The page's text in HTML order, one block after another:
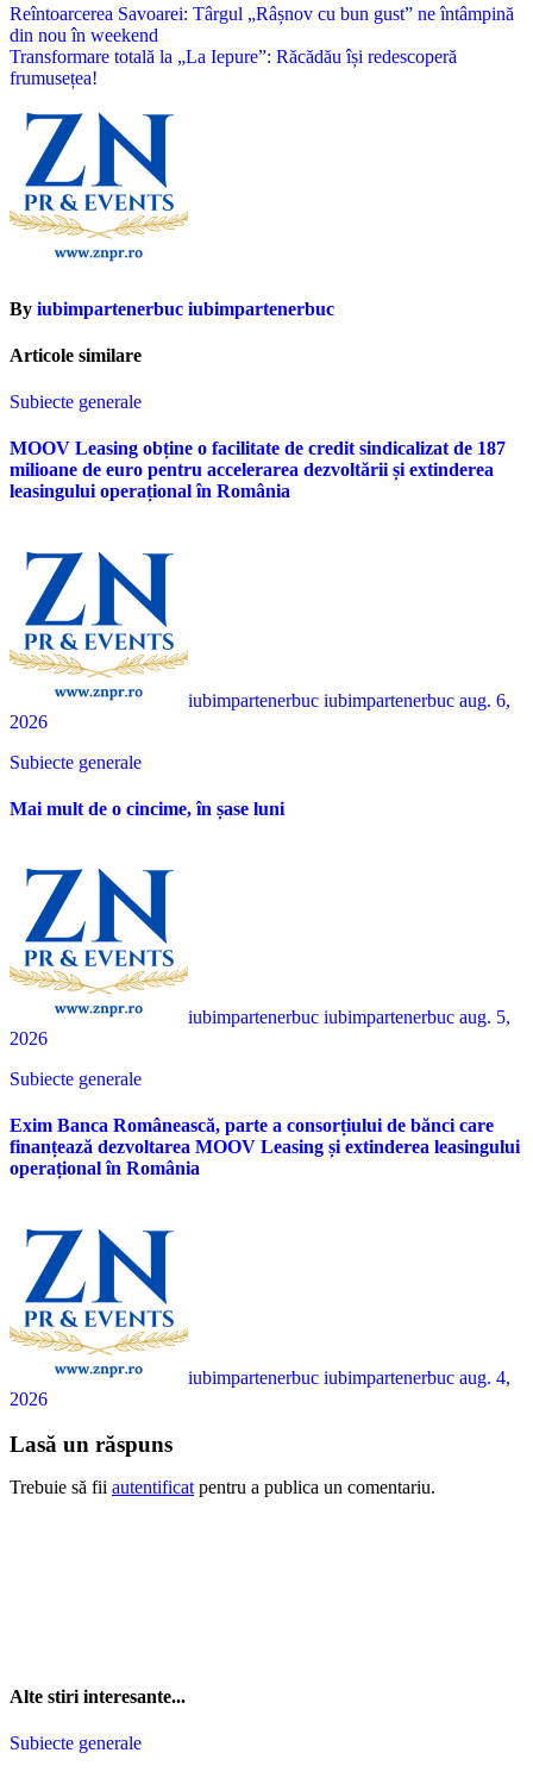
Navigare
în
articole
Reîntoarcerea Savoarei: Târgul „Râșnov cu bun gust” ne întâmpină
din nou în weekend
Transformare totală la „La Iepure”: Răcădău își redescoperă
frumusețea!
By iubimpartenerbuc iubimpartenerbuc
Articole similare
Subiecte generale
MOOV Leasing obține o facilitate de credit sindicalizat de 187
milioane de euro pentru accelerarea dezvoltării și extinderea
leasingului operațional în România
iubimpartenerbuc iubimpartenerbuc aug. 6,
2026
Subiecte generale
Mai mult de o cincime, în șase luni
iubimpartenerbuc iubimpartenerbuc aug. 5,
2026
Subiecte generale
Exim Banca Românească, parte a consorțiului de bănci care
finanțează dezvoltarea MOOV Leasing și extinderea leasingului
operațional în România
iubimpartenerbuc iubimpartenerbuc aug. 4,
2026
Lasă un răspuns
Trebuie să fii autentificatpentru a publica un comentariu.
Alte stiri interesante...
Subiecte generale